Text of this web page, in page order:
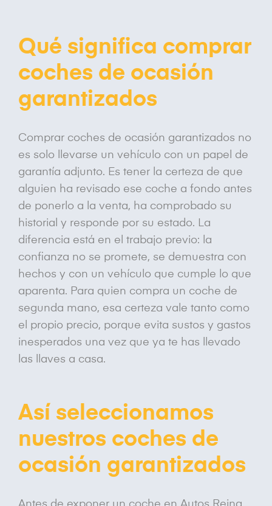
Qué significa comprar
coches de ocasión
garantizados
Comprar coches de ocasión garantizados no
es solo llevarse un vehículo con un papel de
garantía adjunto. Es tener la certeza de que
alguien ha revisado ese coche a fondo antes
de ponerlo a la venta, ha comprobado su
historial y responde por su estado. La
diferencia está en el trabajo previo: la
confianza no se promete, se demuestra con
hechos y con un vehículo que cumple lo que
aparenta. Para quien compra un coche de
segunda mano, esa certeza vale tanto como
el propio precio, porque evita sustos y gastos
inesperados una vez que ya te has llevado
las llaves a casa.
Así seleccionamos
nuestros coches de
ocasión garantizados